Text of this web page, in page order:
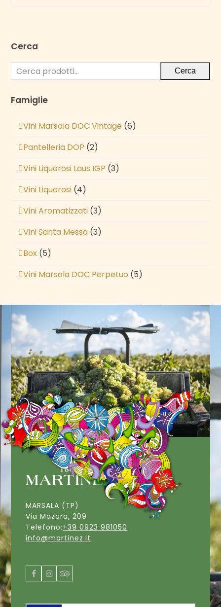
Cerca
Cerca
Famiglie
Vini Marsala DOC Vintage (6)
Pantelleria DOP (2)
Vini Liquorosi Laus IGP (3)
Vini Liquorosi (4)
Vini Aromatizzati (3)
Vini Santa Messa (3)
Box (5)
Vini Marsala DOC Perpetuo (5)
MARSALA (TP)
Via Mazara, 209
Telefono:+39 0923 981050
info@martinez.it
Facebook
Instagram
Tripadvisor